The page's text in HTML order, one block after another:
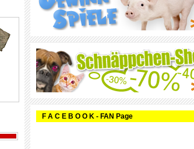
F A C E B O O K - FAN Page